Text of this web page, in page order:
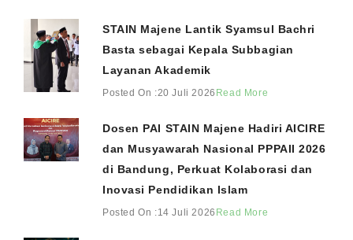
STAIN Majene Lantik Syamsul Bachri
Basta sebagai Kepala Subbagian
Layanan Akademik
Posted On :20 Juli 2026 Read More
Dosen PAI STAIN Majene Hadiri AICIRE
dan Musyawarah Nasional PPPAII 2026
di Bandung, Perkuat Kolaborasi dan
Inovasi Pendidikan Islam
Posted On :14 Juli 2026 Read More